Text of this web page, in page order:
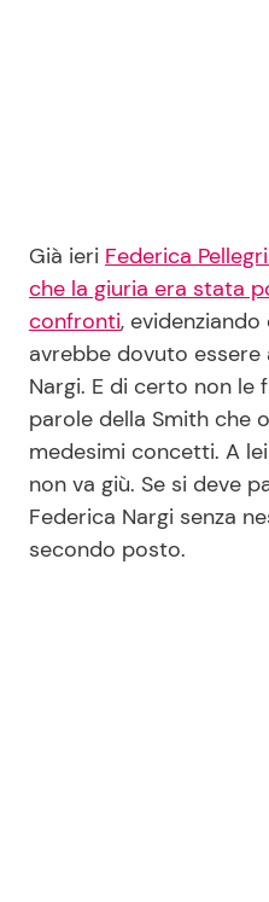
Pubblicità
Privacy Policy
Già ieri Federica
che la giuria era stata
confronti,
avrebbe dovuto essere
Nargi. E di certo non
parole della Smith che
medesimi concetti. A
non va giù. Se si deve
Federica Nargi senza
secondo posto.